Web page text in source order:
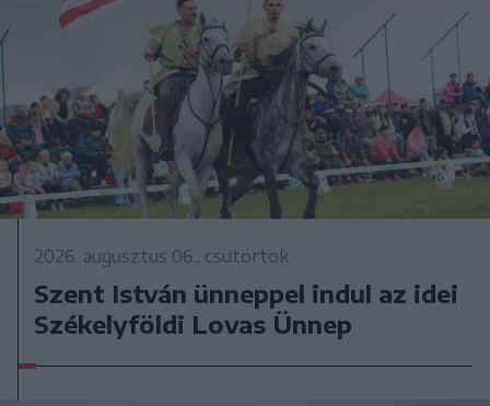
2026. augusztus 06., csütörtök
Szent István ünneppel indul az idei
Székelyföldi Lovas Ünnep